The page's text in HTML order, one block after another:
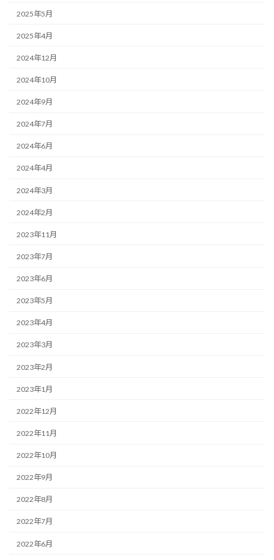
2025年5月
2025年4月
2024年12月
2024年10月
2024年9月
2024年7月
2024年6月
2024年4月
2024年3月
2024年2月
2023年11月
2023年7月
2023年6月
2023年5月
2023年4月
2023年3月
2023年2月
2023年1月
2022年12月
2022年11月
2022年10月
2022年9月
2022年8月
2022年7月
2022年6月